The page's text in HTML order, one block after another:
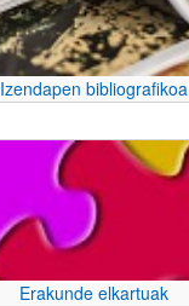
Izendapen bibliografikoa
Erakunde elkartuak